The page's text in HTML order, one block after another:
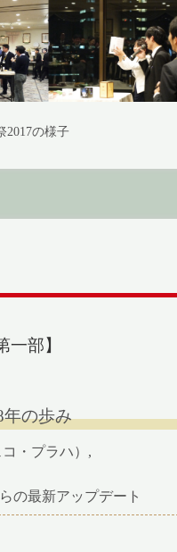
2017の様子
一部】
年の歩み
コ・プラハ）,
の最新アップデート